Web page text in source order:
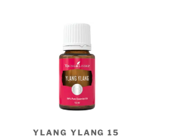
YLANG YLANG 15